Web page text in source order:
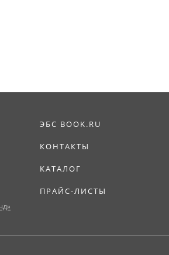
ЭБС BOOK.RU
КОНТАКТЫ
КАТАЛОГ
ПРАЙС-ЛИСТЫ